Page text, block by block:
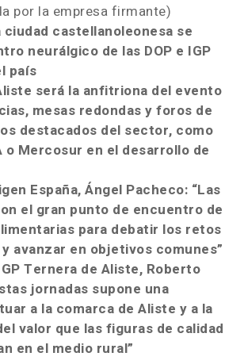
por la empresa firmante)
ciudad castellanoleonesa se
neurálgico de las DOP e IGP
país
será la anfitriona del evento
mesas redondas y foros de
destacados del sector, como
o Mercosur en el desarrollo de
España, Ángel Pacheco: “Las
el gran punto de encuentro de
para debatir los retos
avanzar en objetivos comunes”
Ternera de Aliste, Roberto
jornadas supone una
a la comarca de Aliste y a la
valor que las figuras de calidad
en el medio rural”